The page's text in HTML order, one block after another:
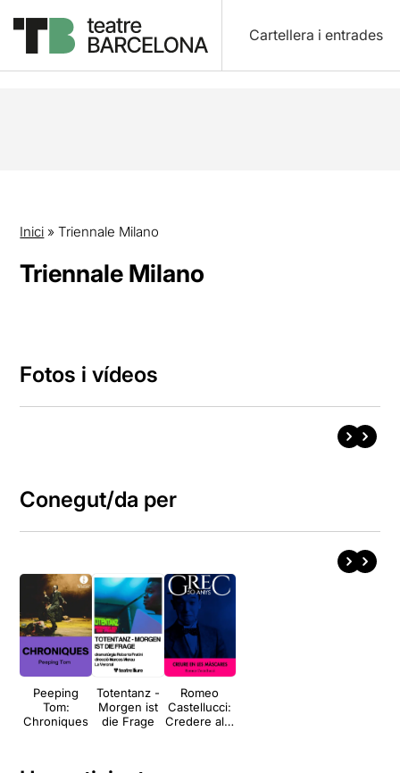
Cartellera i entrades
Inici »Triennale Milano
Triennale Milano
Fotos i vídeos
Conegut/da per
Peeping
Tom:
Chroniques
Totentanz -
Morgen ist
die Frage
Romeo
Castellucci:
Credere alle